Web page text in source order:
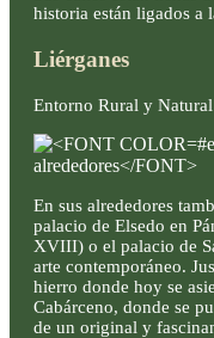
historia están ligados a
Liérganes
Entorno Rural y Natural
En sus alrededores
palacio de Elsedo en
XVIII) o el palacio de
arte contemporáneo.
hierro donde hoy se
Cabárceno, donde se
de un original y